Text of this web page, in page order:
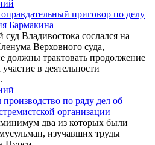
приговор по делу
Бармакина
Владивостока сослался на
Верховного суда,
должны трактовать продолжение
в деятельности
по ряду дел об
организации
два из которых были
изучавших труды